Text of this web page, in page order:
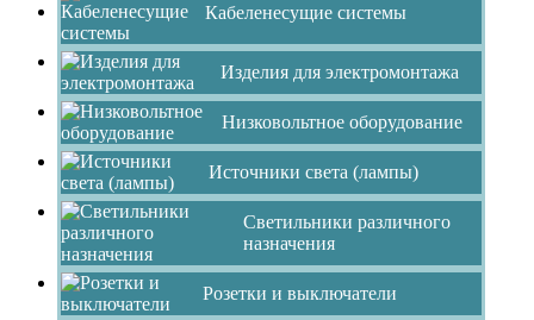
Кабеленесущие системы
Изделия для электромонтажа
Низковольтное оборудование
Источники света (лампы)
Светильники различного
назначения
Розетки и выключатели